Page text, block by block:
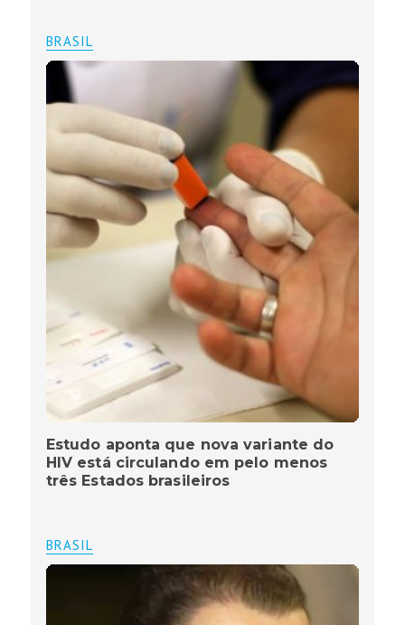
BRASIL
Estudo aponta que nova variante do
HIV está circulando em pelo menos
três Estados brasileiros
BRASIL